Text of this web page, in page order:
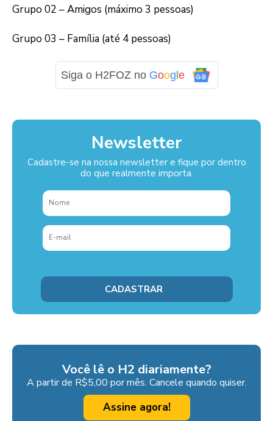
Grupo 02 – Amigos (máximo 3 pessoas)
Grupo 03 – Família (até 4 pessoas)
Siga o H2FOZ no Goog e
Newsletter
Cadastre-se na nossa newsletter e fique por dentro
do que realmente importa.
Você lê o H2 diariamente?
A partir de R$5,00 por mês. Cancele quando quiser.
Assine agora!